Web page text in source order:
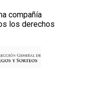
compañía
los derechos